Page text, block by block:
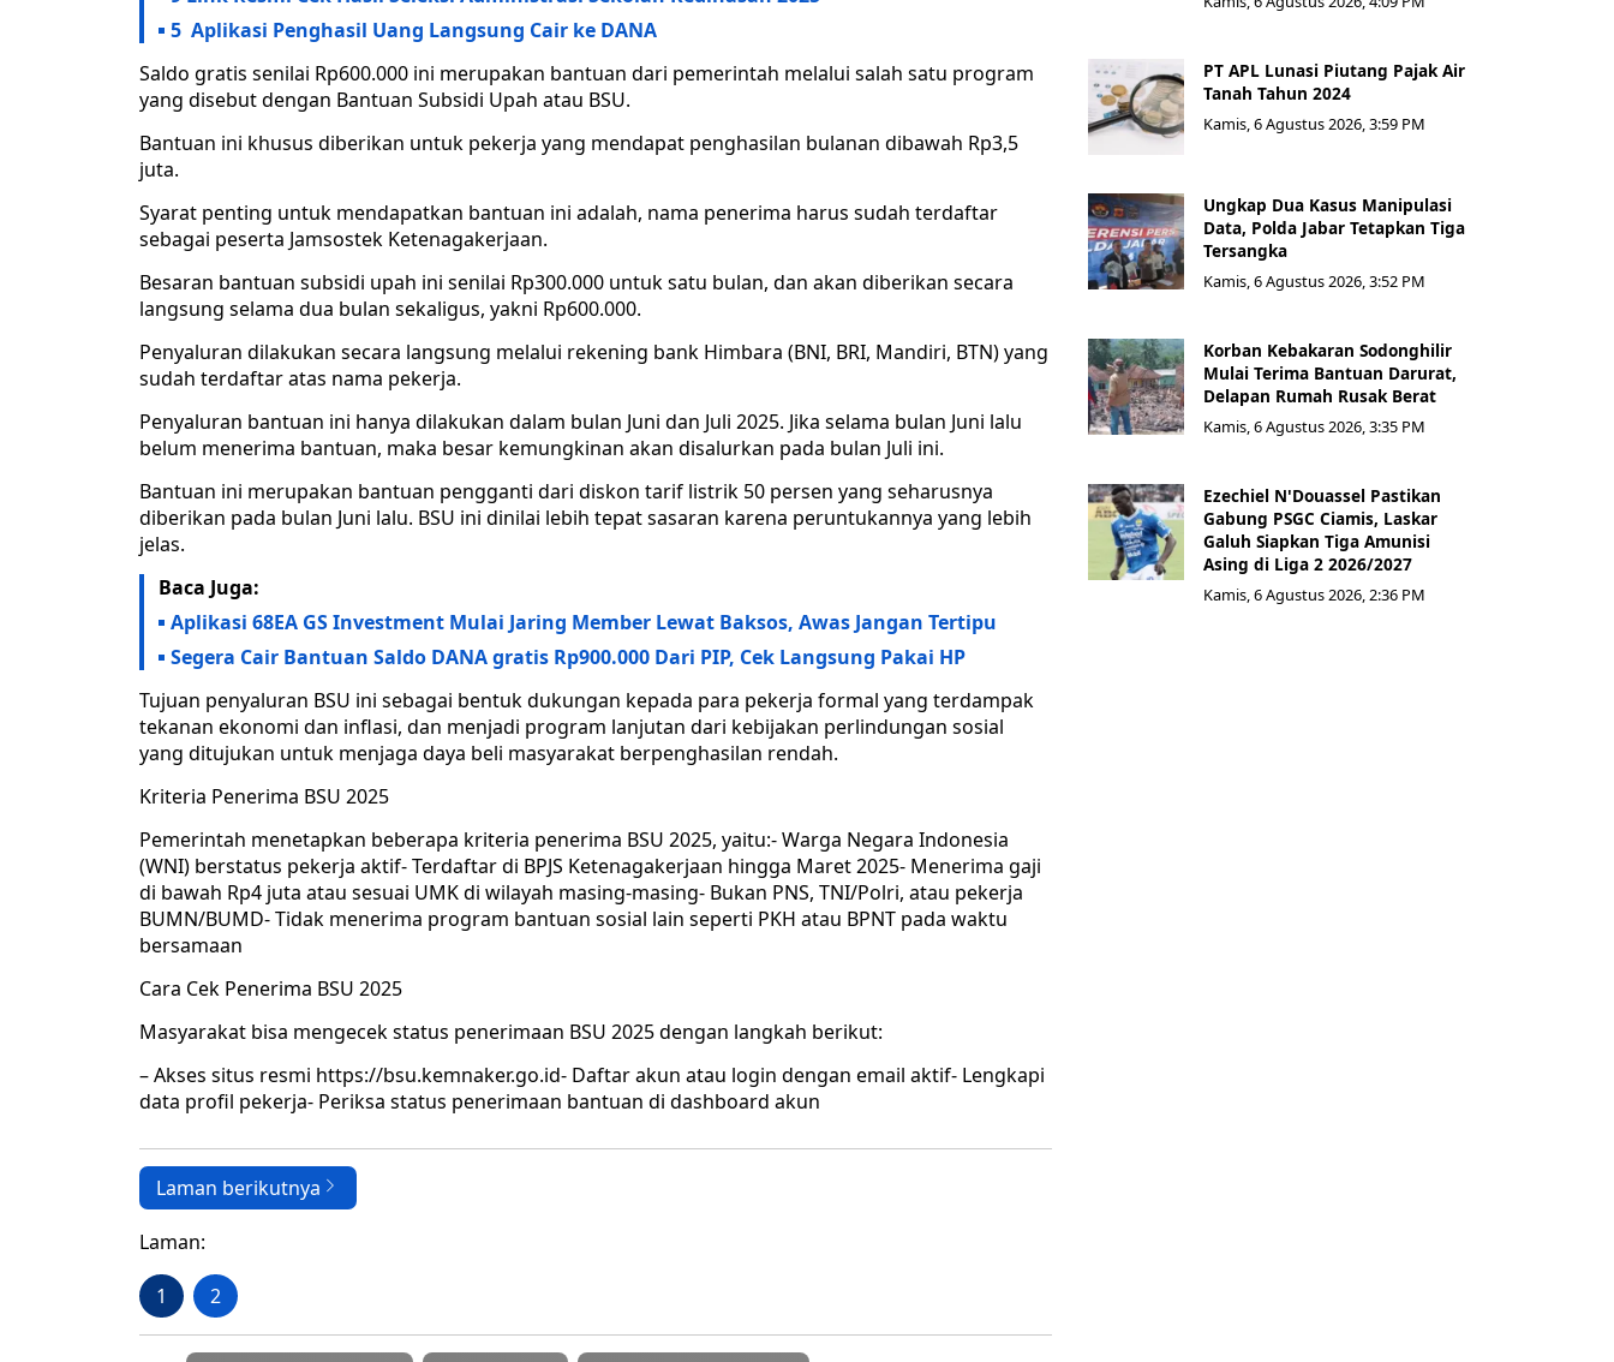
5 Aplikasi Penghasil Uang Langsung Cair ke DANA
Saldo gratis senilai Rp600.000 ini merupakan bantuan dari pemerintah melalui salah satu program
yang disebut dengan Bantuan Subsidi Upah atau BSU.
Bantuan ini khusus diberikan untuk pekerja yang mendapat penghasilan bulanan dibawah Rp3,5
juta.
Syarat penting untuk mendapatkan bantuan ini adalah, nama penerima harus sudah terdaftar
sebagai peserta Jamsostek Ketenagakerjaan.
Besaran bantuan subsidi upah ini senilai Rp300.000 untuk satu bulan, dan akan diberikan secara
langsung selama dua bulan sekaligus, yakni Rp600.000.
Penyaluran dilakukan secara langsung melalui rekening bank Himbara (BNI, BRI, Mandiri, BTN) yang
sudah terdaftar atas nama pekerja.
Penyaluran bantuan ini hanya dilakukan dalam bulan Juni dan Juli 2025. Jika selama bulan Juni lalu
belum menerima bantuan, maka besar kemungkinan akan disalurkan pada bulan Juli ini.
Bantuan ini merupakan bantuan pengganti dari diskon tarif listrik 50 persen yang seharusnya
diberikan pada bulan Juni lalu. BSU ini dinilai lebih tepat sasaran karena peruntukannya yang lebih
jelas.
Baca Juga:
Aplikasi 68EA GS Investment Mulai Jaring Member Lewat Baksos, Awas Jangan Tertipu
Segera Cair Bantuan Saldo DANA gratis Rp900.000 Dari PIP, Cek Langsung Pakai HP
Tujuan penyaluran BSU ini sebagai bentuk dukungan kepada para pekerja formal yang terdampak
tekanan ekonomi dan inflasi, dan menjadi program lanjutan dari kebijakan perlindungan sosial
yang ditujukan untuk menjaga daya beli masyarakat berpenghasilan rendah.
Kriteria Penerima BSU 2025
Pemerintah menetapkan beberapa kriteria penerima BSU 2025, yaitu:- Warga Negara Indonesia
(WNI) berstatus pekerja aktif- Terdaftar di BPJS Ketenagakerjaan hingga Maret 2025- Menerima gaji
di bawah Rp4 juta atau sesuai UMK di wilayah masing-masing- Bukan PNS, TNI/Polri, atau pekerja
BUMN/BUMD- Tidak menerima program bantuan sosial lain seperti PKH atau BPNT pada waktu
bersamaan
Cara Cek Penerima BSU 2025
Masyarakat bisa mengecek status penerimaan BSU 2025 dengan langkah berikut:
– Akses situs resmi https://bsu.kemnaker.go.id- Daftar akun atau login dengan email aktif- Lengkapi
data profil pekerja- Periksa status penerimaan bantuan di dashboard akun
Laman berikutnya
Laman:
1 2
PT APL Lunasi Piutang Pajak Air
Tanah Tahun 2024
Kamis, 6 Agustus 2026, 3:59 PM
Ungkap Dua Kasus Manipulasi
Data, Polda Jabar Tetapkan Tiga
Tersangka
Kamis, 6 Agustus 2026, 3:52 PM
Korban Kebakaran Sodonghilir
Mulai Terima Bantuan Darurat,
Delapan Rumah Rusak Berat
Kamis, 6 Agustus 2026, 3:35 PM
Ezechiel N'Douassel Pastikan
Gabung PSGC Ciamis, Laskar
Galuh Siapkan Tiga Amunisi
Asing di Liga 2 2026/2027
Kamis, 6 Agustus 2026, 2:36 PM